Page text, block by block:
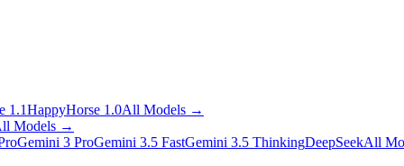
1.1HappyHorse 1.0All Models →
Models →
Gemini 3 ProGemini 3.5 FastGemini 3.5 ThinkingDeepSeekAll